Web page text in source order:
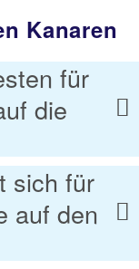
Kanaren
für
die
sich für
auf den